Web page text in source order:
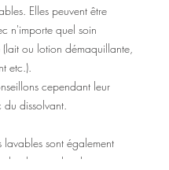
Elles peuvent être
n'importe quel soin
(lait ou lotion démaquillante,
etc.).
cependant leur
du dissolvant.
lavables sont également
de plus en plus de mamans,